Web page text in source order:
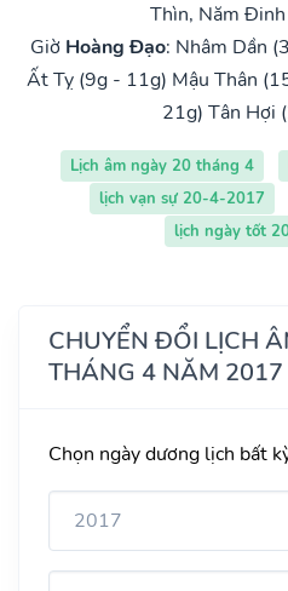
Thìn, Năm Đinh
Giờ Hoàng Đạo: Nhâm Dần
Ất Tỵ (9g - 11g) Mậu Thân
21g) Tân Hợi
Lịch âm ngày 20 tháng 4
lịch vạn sự 20-4-2017
lịch ngày tốt
CHUYỂN ĐỔI LỊCH
THÁNG 4 NĂM 2017
Chọn ngày dương lịch bất